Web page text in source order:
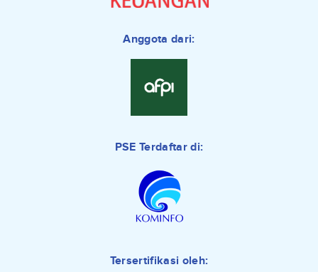
Anggota dari:
PSE Terdaftar di:
Tersertifikasi oleh: